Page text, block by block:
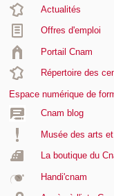
Actualités
Offres d'emploi
Portail Cnam
Répertoire des
Espace numérique de
Cnam blog
Musée des arts
La boutique du
Handi'cnam